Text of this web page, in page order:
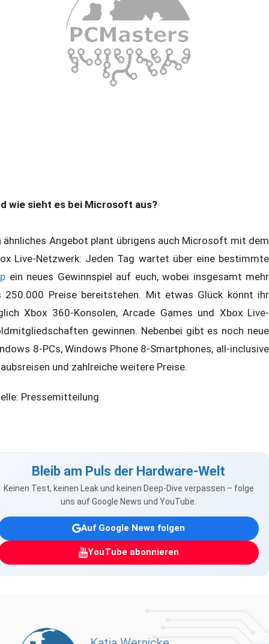
wie sieht es bei Microsoft aus?
ähnliches Angebot plant übrigens auch Microsoft mit dem
Live-Netzwerk: Jeden Tag wartet über eine bestimmte
ein neues Gewinnspiel auf euch, wobei insgesamt mehr
250.000 Preise bereitstehen. Mit etwas Glück könnt ihr
Xbox 360-Konsolen, Arcade Games und Xbox Live-
gewinnen. Nebenbei gibt es noch neue
8-PCs, Windows Phone 8-Smartphones, all-inclusive
und zahlreiche weitere Preise.
Pressemitteilung
Bleib am Puls der Hardware-Welt
Keinen Test, keinen Leak und keinen Deep-Dive verpassen – folge
uns auf Google News und YouTube.
Auf Google News folgen
YouTube abonnieren